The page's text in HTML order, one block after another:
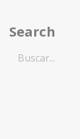
Search